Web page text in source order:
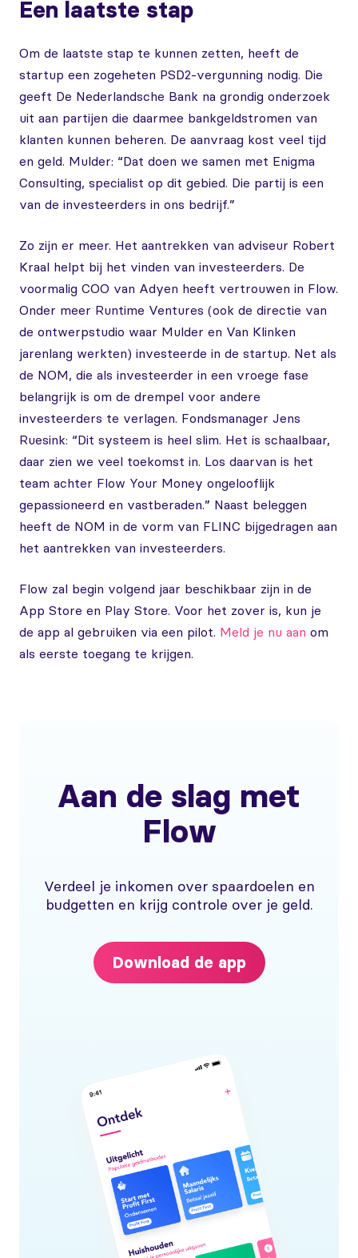
Een laatste stap
Om de laatste stap te kunnen zetten, heeft de
startup een zogeheten PSD2-vergunning nodig. Die
geeft De Nederlandsche Bank na grondig onderzoek
uit aan partijen die daarmee bankgeldstromen van
klanten kunnen beheren. De aanvraag kost veel tijd
en geld. Mulder: “Dat doen we samen met Enigma
Consulting, specialist op dit gebied. Die partij is een
van de investeerders in ons bedrijf.”
Zo zijn er meer. Het aantrekken van adviseur Robert
Kraal helpt bij het vinden van investeerders. De
voormalig COO van Adyen heeft vertrouwen in Flow.
Onder meer Runtime Ventures (ook de directie van
de ontwerpstudio waar Mulder en Van Klinken
jarenlang werkten) investeerde in de startup. Net als
de NOM, die als investeerder in een vroege fase
belangrijk is om de drempel voor andere
investeerders te verlagen. Fondsmanager Jens
Ruesink: “Dit systeem is heel slim. Het is schaalbaar,
daar zien we veel toekomst in. Los daarvan is het
team achter Flow Your Money ongelooflijk
gepassioneerd en vastberaden.” Naast beleggen
heeft de NOM in de vorm van FLINC bijgedragen aan
het aantrekken van investeerders.
Flow zal begin volgend jaar beschikbaar zijn in de
App Store en Play Store. Voor het zover is, kun je
de app al gebruiken via een pilot. Meld je nu aan om
als eerste toegang te krijgen.
Aan de slag met
Flow
Verdeel je inkomen over spaardoelen en
budgetten en krijg controle over je geld.
Download de app